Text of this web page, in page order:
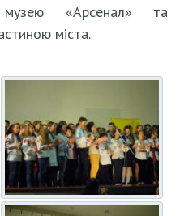
музею «Арсенал» та
міста.